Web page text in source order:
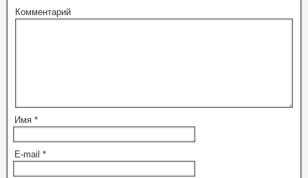
Комментарий
Имя *
E-mail *